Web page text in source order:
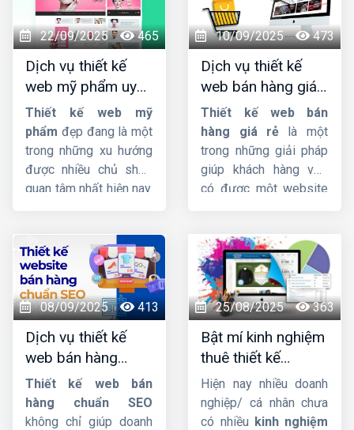
code chuẩn SEO hỗ trợ
lên Top Google nhanh
chóng quan trọng như
thế nào đối với trang
web ?
uy tín, chuyên nghiệp,
giao diện đẹp, đảm
bảo chất lượng với giá
rẻ. Hãy liên hệ với đội
ngũ nhân viên tư vấn
củaHIG chúng tôi.
22/09/2025 465
Dịch vụ thiết kế
web mỹ phẩm uy
tín, chuyên nghiệp,
chuẩn SEO
Thiết kế web mỹ
phẩm đẹp đang là một
trong những xu hướng
được nhiều chủ shop
quan tâm nhất hiện nay.
shop mở rộng tệp
khách hàng đồng thời
mang lại nguồn doanh
thu cực khủng. Nếu bạn
cũng đang muốn sở
hữu một website bán
mỹ phẩm chuyên
nghiệp, hãy theo dõi
ngay bài viết sau đây
củaCông ty HIG
10/09/2025 473
Dịch vụ thiết kế
web bán hàng giá
rẻ, đẹp, chuyên
nghiệp
Thiết kế web bán
hàng giá rẻ là một
trong những giải pháp
giúp khách hàng vừa
có được một website
chăng mà còn có thể
giúp quý khách tự tối
ưu từ khóa lên trang
nhất kết quả tìm kiếm.
08/09/2025 413
Dịch vụ thiết kế
web bán hàng
chuẩn SEO, uy tín,
chuyên nghiệp
Thiết kế web bán
hàng chuẩn SEO
không chỉ giúp doanh
25/08/2025 363
Bật mí kinh nghiệm
thuê thiết kế
website chuẩn chỉ
và uy tín
Hiện nay nhiều doanh
nghiệp/ cá nhân chưa
có nhiều kinh nghiệm